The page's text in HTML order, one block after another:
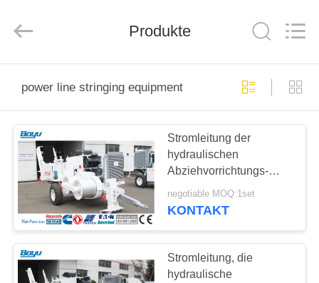
PRODUKTE
ÜBER
UNS
FABRIK-
AUSFLUG
Power
Machinery
Produkte
power line stringing equipment
Stromleitung der
hydraulischen
Abziehvorrichtungs-
TY150, die Ausrüstung
Max Intermittent Pull
negotiable MOQ:1set
KONTAKT
Stromleitung, die
hydraulische